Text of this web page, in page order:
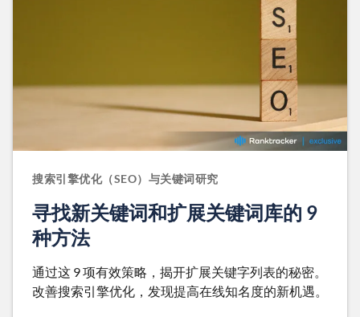
搜索引擎优化（SEO）与关键词研究
寻找新关键词和扩展关键词库的 9
种方法
通过这 9 项有效策略，揭开扩展关键字列表的秘密。
改善搜索引擎优化，发现提高在线知名度的新机遇。